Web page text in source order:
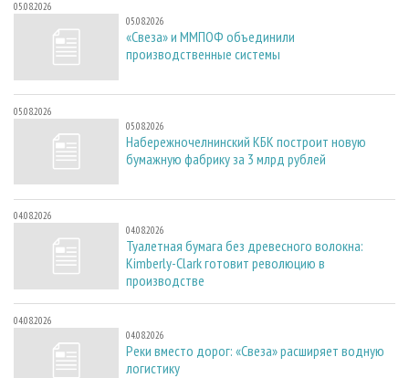
05.08.2026
05.08.2026
«Свеза» и ММПОФ объединили
производственные системы
05.08.2026
05.08.2026
Набережночелнинский КБК построит новую
бумажную фабрику за 3 млрд рублей
04.08.2026
04.08.2026
Туалетная бумага без древесного волокна:
Kimberly-Clark готовит революцию в
производстве
04.08.2026
04.08.2026
Реки вместо дорог: «Свеза» расширяет водную
логистику